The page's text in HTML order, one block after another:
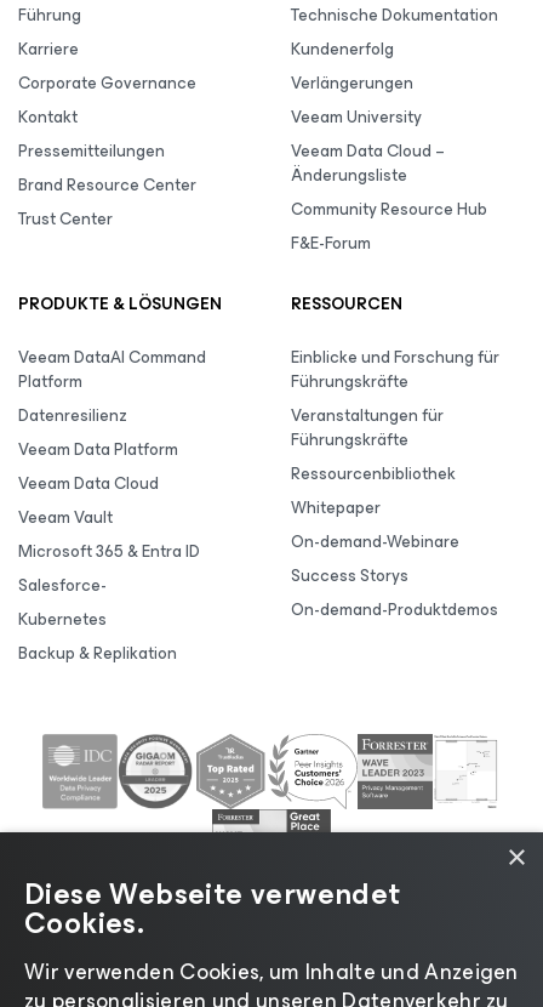
Führung
Karriere
Corporate Governance
Kontakt
Pressemitteilungen
Brand Resource Center
Trust Center
Technische Dokumentation
Kundenerfolg
Verlängerungen
Veeam University
Veeam Data Cloud –
Änderungsliste
Community Resource Hub
F&E-Forum
PRODUKTE & LÖSUNGEN
Veeam DataAI Command
Platform
Datenresilienz
Veeam Data Platform
Veeam Data Cloud
Veeam Vault
Microsoft 365 & Entra ID
Salesforce-
Kubernetes
Backup & Replikation
RESSOURCEN
Einblicke und Forschung für
Führungskräfte
Veranstaltungen für
Führungskräfte
Ressourcenbibliothek
Whitepaper
On-demand-Webinare
Success Storys
On-demand-Produktdemos
×
Diese Webseite verwendet
Cookies.
Wir verwenden Cookies, um Inhalte und Anzeigen